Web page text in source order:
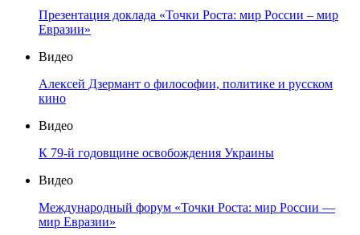
Презентация доклада «Точки Роста: мир России – мир
Евразии»
Видео
Алексей Дзермант о философии, политике и русском
кино
Видео
К 79-й годовщине освобождения Украины
Видео
Международный форум «Точки Роста: мир России —
мир Евразии»